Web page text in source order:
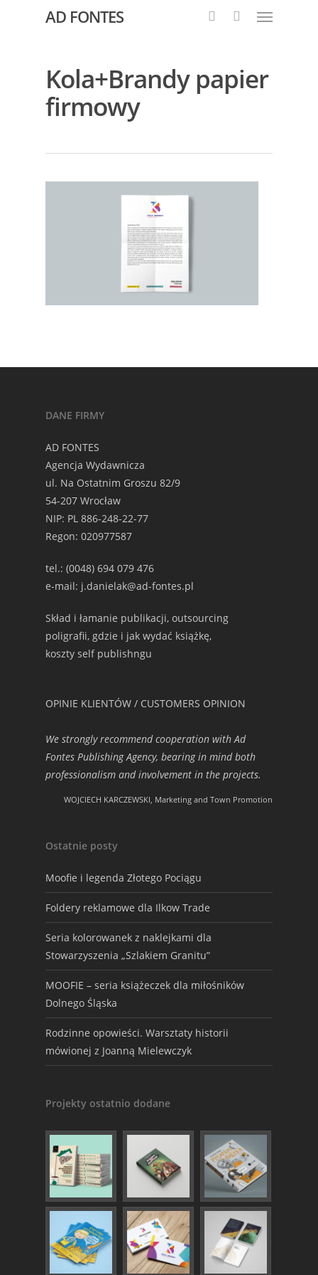
AD FONTES
Kola+Brandy papier
firmowy
DANE FIRMY
AD FONTES
Agencja Wydawnicza
ul. Na Ostatnim Groszu 82/9
54-207 Wrocław
NIP: PL 886-248-22-77
Regon: 020977587
tel.: (0048) 694 079 476
e-mail: j.danielak@ad-fontes.pl
Skład i łamanie publikacji, outsourcing
poligrafii, gdzie i jak wydać książkę,
koszty self publishngu
OPINIE KLIENTÓW / CUSTOMERS OPINION
We strongly recommend cooperation with Ad
Fontes Publishing Agency, bearing in mind both
professionalism and involvement in the projects.
WOJCIECH KARCZEWSKI, Marketing and Town Promotion
Ostatnie posty
Moofie i legenda Złotego Pociągu
Foldery reklamowe dla Ilkow Trade
Seria kolorowanek z naklejkami dla
Stowarzyszenia „Szlakiem Granitu”
MOOFIE – seria książeczek dla miłośników
Dolnego Śląska
Rodzinne opowieści. Warsztaty historii
mówionej z Joanną Mielewczyk
Projekty ostatnio dodane